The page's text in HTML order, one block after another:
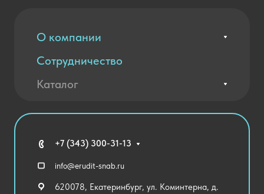
О компании
Вакансии
Контакты
Благодарственные письма
Сотрудничество
Оплата и доставка
Каталог
Технические средства обучения
Спортивный зал
+7 (343) 300-31-13
info@erudit-snab.ru
620078, Екатеринбург, ул. Коминтерна, д.